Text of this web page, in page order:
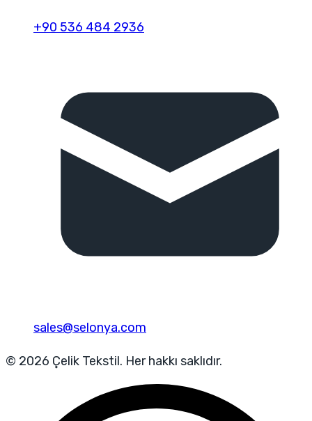
+90 536 484 2936
sales@selonya.com
© 2026 Çelik Tekstil. Her hakkı saklıdır.